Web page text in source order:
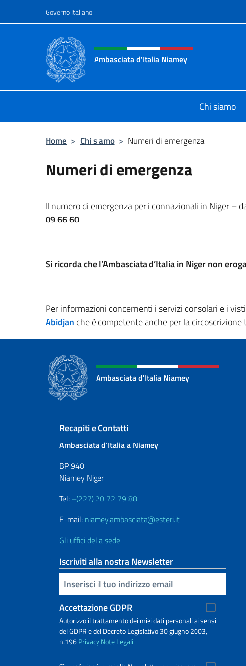
Governo Italiano
Intestazione sito, social e
Ambasciata d'Italia Niamey
Chi siamo
Home > Chi siamo > Numeri di emergenza
Numeri di emergenza
Il numero di emergenza per i connazionali in Niger –
09 66 60.
Si ricorda che l’Ambasciata d’Italia in Niger non
Per informazioni concernenti i servizi consolari e i
Abidjan che è competente anche per la
Ambasciata d'Italia Niamey
Sezione footer
Recapiti e Contatti
Ambasciata d’Italia a Niamey
BP 940
Niamey Niger
Tel: +(227) 20 72 79 88
E-mail: niamey.ambasciata@esteri.it
Gli uffici della sede
Iscriviti alla nostra Newsletter
Inserisci la tua email
Accettazione GDPR
Autorizzo il trattamento dei miei dati personali ai sensi
del GDPR e del Decreto Legislativo 30 giugno 2003,
n.196PrivacyNote Legali